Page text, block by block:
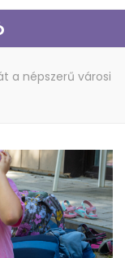
a népszerű városi